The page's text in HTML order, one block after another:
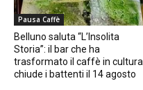
Pausa Caffè
Belluno saluta “L’Insolita
Storia”: il bar che ha
trasformato il caffè in cultura
chiude i battenti il 14 agosto